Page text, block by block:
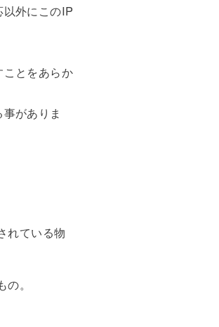
外にこのIP
とをあらか
がありま
れている物
。